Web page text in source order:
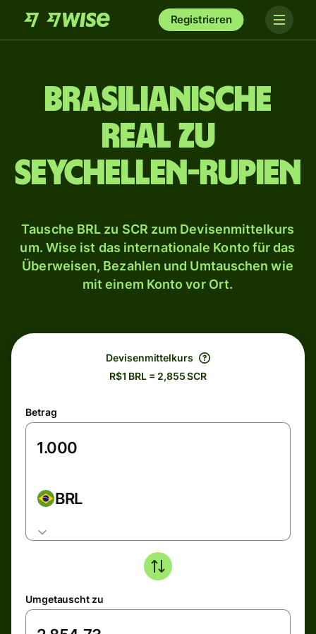
Registrieren
Brasilianische
Real zu
Seychellen-Rupien
Tausche BRL zu SCR zum Devisenmittelkurs
um. Wise ist das internationale Konto für das
Überweisen, Bezahlen und Umtauschen wie
mit einem Konto vor Ort.
Devisenmittelkurs
R$1 BRL = 2,855 SCR
Betrag
BRL
Umgetauscht zu